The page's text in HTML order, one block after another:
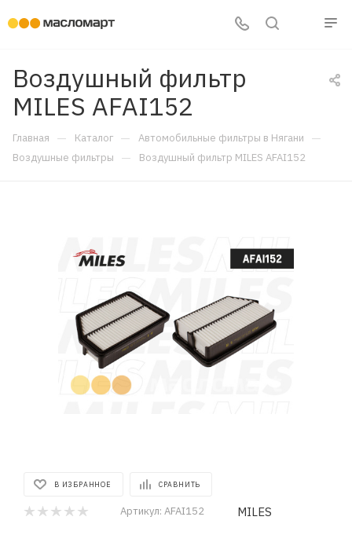
Воздушный фильтр
MILES AFAI152
Главная — Каталог — Автомобильные фильтры в Нягани —
Воздушные фильтры — Воздушный фильтр MILES AFAI152
В ИЗБРАННОЕ СРАВНИТЬ
Артикул: AFAI152 MILES